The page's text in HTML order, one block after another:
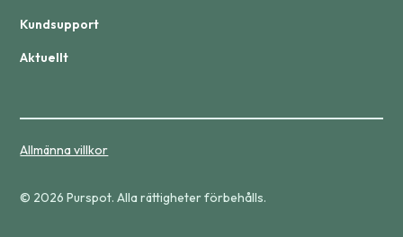
Kundsupport
Aktuellt
© 2026 Purspot. Alla rättigheter förbehålls.
Allmänna villkor